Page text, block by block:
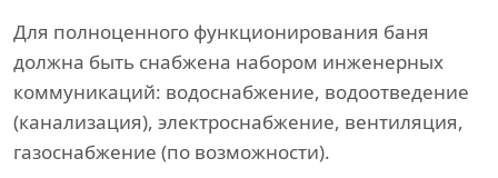
Для полноценного функционирования баня
должна быть снабжена набором инженерных
коммуникаций: водоснабжение, водоотведение
(канализация), электроснабжение, вентиляция,
газоснабжение (по возможности).